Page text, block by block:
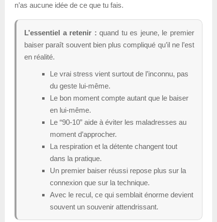
n’as aucune idée de ce que tu fais.
L’essentiel a retenir : quand tu es jeune, le premier
baiser paraît souvent bien plus compliqué qu’il ne l’est
en réalité.
Le vrai stress vient surtout de l’inconnu, pas
du geste lui-même.
Le bon moment compte autant que le baiser
en lui-même.
Le “90-10” aide à éviter les maladresses au
moment d’approcher.
La respiration et la détente changent tout
dans la pratique.
Un premier baiser réussi repose plus sur la
connexion que sur la technique.
Avec le recul, ce qui semblait énorme devient
souvent un souvenir attendrissant.